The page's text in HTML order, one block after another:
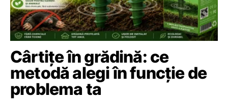
Cârtițe în grădină: ce
metodă alegi în funcție de
problema ta